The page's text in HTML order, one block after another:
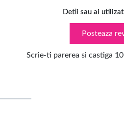
Detii sau ai
Posteaza
Scrie-ti parerea si castiga